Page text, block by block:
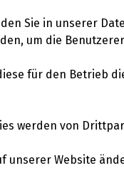
Sie in unserer
um die
für den Betrieb
werden von
unserer Website